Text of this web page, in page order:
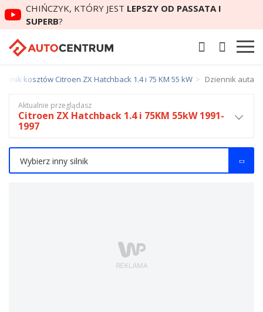
CHIŃCZYK, KTÓRY JEST LEPSZY OD PASSATA I
SUPERB?
kosztów Citroen ZX Hatchback 1.4 i 75 KM 55 kW Dziennik auta
Aktualnie przeglądasz
Citroen ZX Hatchback 1.4 i 75KM 55kW 1991-
1997
Wybierz inny silnik